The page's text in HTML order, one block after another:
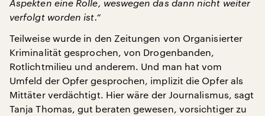
Aspekten eine Rolle, weswegen das dann nicht weiter
verfolgt worden ist.“
Teilweise wurde in den Zeitungen von Organisierter
Kriminalität gesprochen, von Drogenbanden,
Rotlichtmilieu und anderem. Und man hat vom
Umfeld der Opfer gesprochen, implizit die Opfer als
Mittäter verdächtigt. Hier wäre der Journalismus, sagt
Tanja Thomas, gut beraten gewesen, vorsichtiger zu